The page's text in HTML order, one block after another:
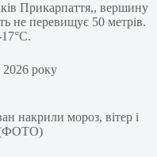
Прикарпаття,, вершину
не перевищує 50 метрів.
2026 року